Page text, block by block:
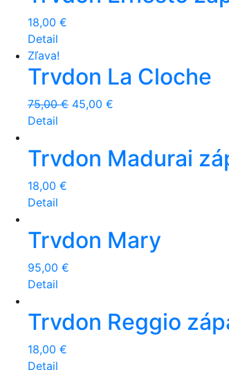
18,00 €
Detail
Zľava!
Trvdon La Cloche
75,00€ 45,00 €
Detail
Trvdon Madurai
18,00 €
Detail
Trvdon Mary
95,00 €
Detail
Trvdon Reggio
18,00 €
Detail